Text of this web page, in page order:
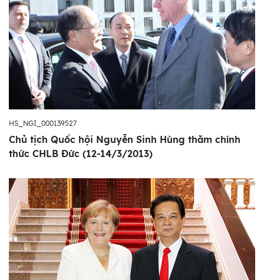
HS_NGI_000139527
Chủ tịch Quốc hội Nguyễn Sinh Hùng thăm chính
thức CHLB Đức (12-14/3/2013)